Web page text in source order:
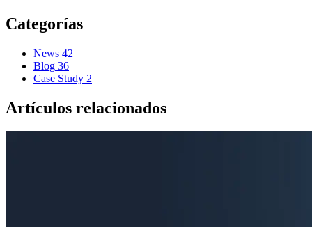
Categorías
News 42
Blog 36
Case Study 2
Artículos relacionados